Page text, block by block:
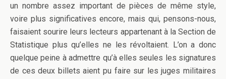
un nombre assez important de pièces de même style,
voire plus significatives encore, mais qui, pensons-nous,
faisaient sourire leurs lecteurs appartenant à la Section de
Statistique plus qu’elles ne les révoltaient. L’on a donc
quelque peine à admettre qu’à elles seules les signatures
de ces deux billets aient pu faire sur les juges militaires